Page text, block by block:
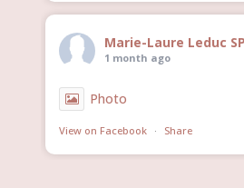
Marie-Laure Leduc
1 month ago
Photo
View on Facebook · Share